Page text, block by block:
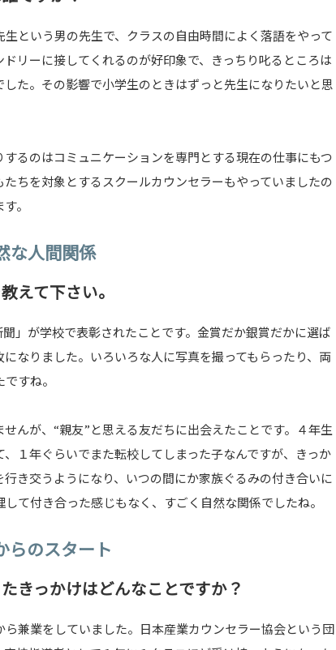
という男の先生で、クラスの自由時間によく落語をやって
リーに接してくれるのが好印象で、きっちり叱るところは
た。その影響で小学生のときはずっと先生になりたいと思
るのはコミュニケーションを専門とする現在の仕事にもつ
ちを対象とするスクールカウンセラーもやっていましたの
。
な人間関係
えて下さい。
」が学校で表彰されたことです。金賞だか銀賞だかに選ば
なりました。いろいろな人に写真を撮ってもらったり、両
すね。
んが、“親友”と思える友だちに出会えたことです。４年生
１年ぐらいでまた転校してしまった子なんですが、きっか
き交うようになり、いつの間にか家族ぐるみの付き合いに
て付き合った感じもなく、すごく自然な関係でしたね。
らのスタート
きっかけはどんなことですか？
兼業をしていました。日本産業カウンセラー協会という団